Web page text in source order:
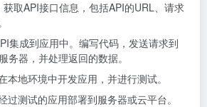
取API接口信息，包括API的URL、请求
集成到应用中。编写代码，发送请求到
务器，并处理返回的数据。
本地环境中开发应用，并进行测试。
过测试的应用部署到服务器或云平台。